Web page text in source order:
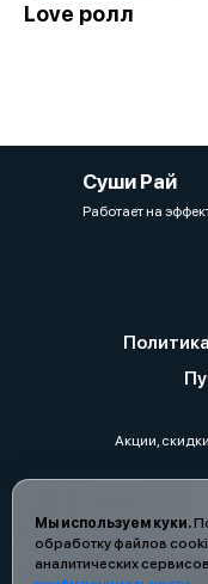
Мы используем куки.
обработку файлов
аналитических
Love ролл
Суши Рай
Работает на
Акции,